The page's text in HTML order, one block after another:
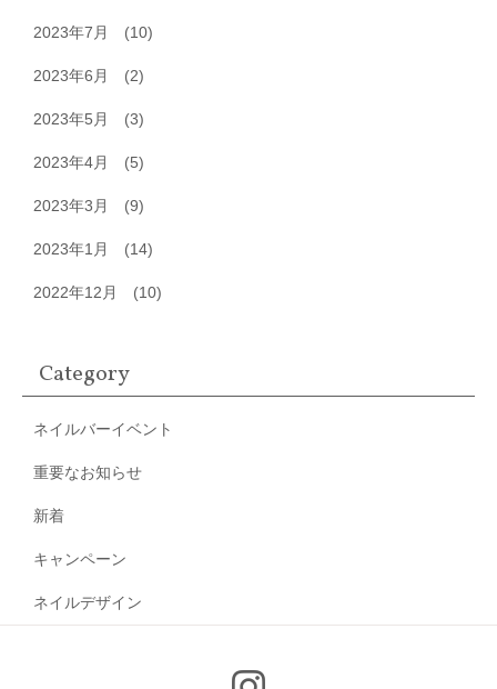
2023年7月 (10)
2023年6月 (2)
2023年5月 (3)
2023年4月 (5)
2023年3月 (9)
2023年1月 (14)
2022年12月 (10)
Category
ネイルバーイベント
重要なお知らせ
新着
キャンペーン
ネイルデザイン